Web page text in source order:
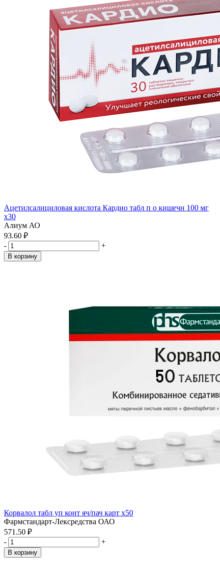
Ацетилсалициловая кислота Кардио табл п о кишечн 100 мг
x30
Алиум АО
93.60 ₽
-
+
В корзину
Корвалол табл уп конт яч/пач карт x50
Фармстандарт-Лексредства ОАО
571.50 ₽
-
+
В корзину